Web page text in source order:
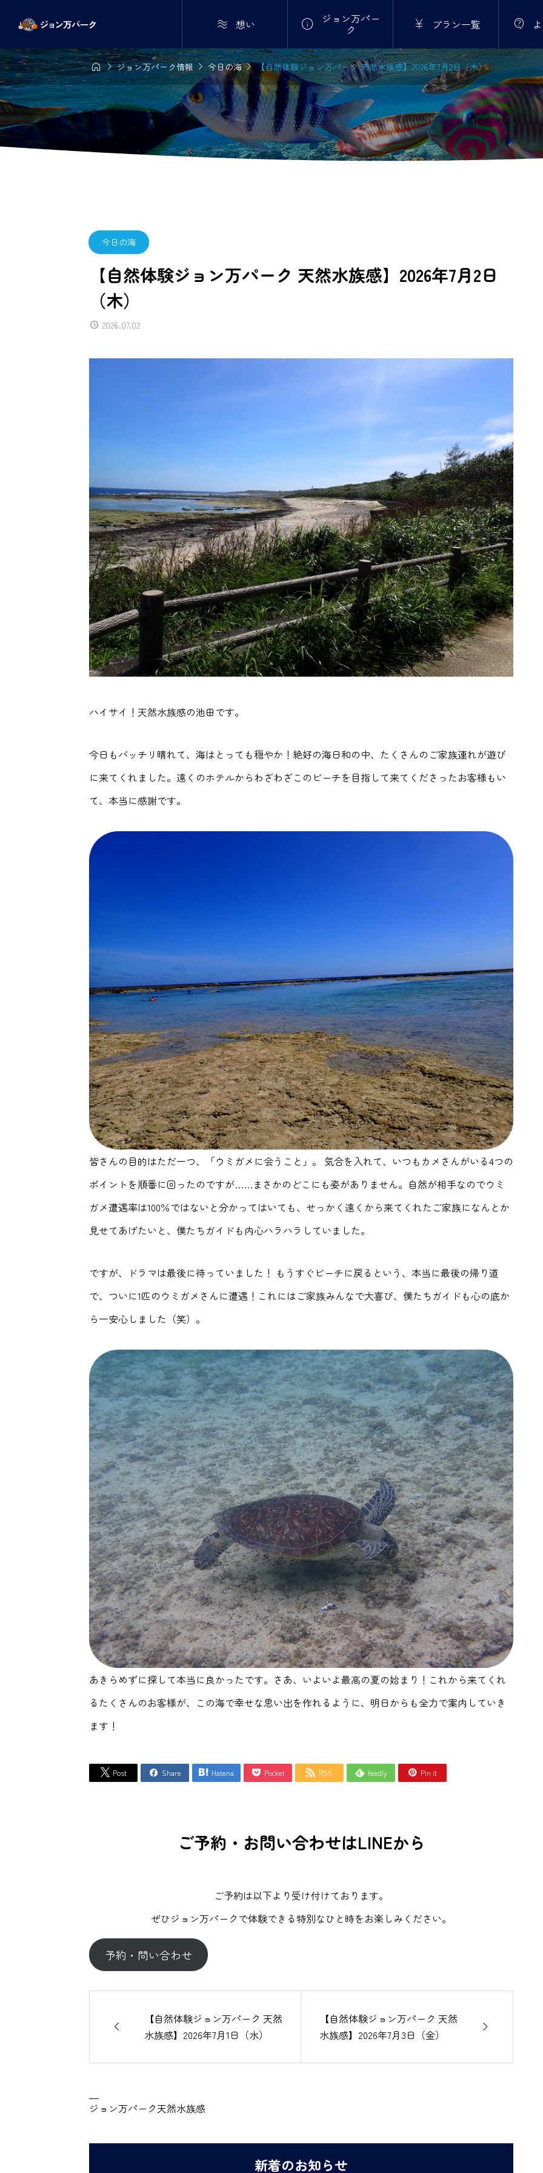
 想い  ジョン万パー
ク  プラン一覧 
ジョン万パーク情報今日の海【自然体験ジョン万パーク 天然水族感】2026年7月2日（木）
今日の海
【自然体験ジョン万パーク 天然水族感】2026年7月2日
（木）
2026.07.02
ハイサイ！天然水族感の池田です。
今日もバッチリ晴れて、海はとっても穏やか！絶好の海日和の中、たくさんのご家族連れが遊び
に来てくれました。遠くのホテルからわざわざこのビーチを目指して来てくださったお客様もい
て、本当に感謝です。
皆さんの目的はただ一つ、「ウミガメに会うこと」。 気合を入れて、いつもカメさんがいる4つの
ポイントを順番に回ったのですが……まさかのどこにも姿がありません。自然が相手なのでウミ
ガメ遭遇率は100％ではないと分かってはいても、せっかく遠くから来てくれたご家族になんとか
見せてあげたいと、僕たちガイドも内心ハラハラしていました。
ですが、ドラマは最後に待っていました！ もうすぐビーチに戻るという、本当に最後の帰り道
で、ついに1匹のウミガメさんに遭遇！これにはご家族みんなで大喜び、僕たちガイドも心の底か
ら一安心しました（笑）。
あきらめずに探して本当に良かったです。さあ、いよいよ最高の夏の始まり！これから来てくれ
るたくさんのお客様が、この海で幸せな思い出を作れるように、明日からも全力で案内していき
ます！
 Post  Share  Hatena  Pocket  RSS  feedly  Pin it
ご予約・お問い合わせはLINEから
ご予約は以下より受け付けております。
ぜひジョン万パークで体験できる特別なひと時をお楽しみください。
予約・問い合わせ

【自然体験ジョン万パーク 天然
水族感】2026年7月1日（水）
【自然体験ジョン万パーク 天然
水族感】2026年7月3日（金）

—
ジョン万パーク天然水族感
新着のお知らせ